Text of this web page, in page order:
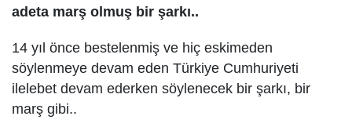
adeta marş olmuş bir şarkı..
14 yıl önce bestelenmiş ve hiç eskimeden
söylenmeye devam eden Türkiye Cumhuriyeti
ilelebet devam ederken söylenecek bir şarkı, bir
marş gibi..